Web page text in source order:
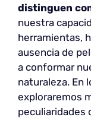
distinguen
nuestra
herramientas,
ausencia de
a conformar
naturaleza. En
exploraremos
peculiaridades